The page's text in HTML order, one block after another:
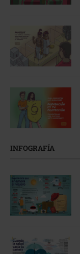
INFOGRAFÍA